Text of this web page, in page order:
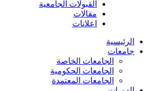
القبولات الجامعية
مقالات
اعلانات
الرئيسية
جامعات
الجامعات الخاصة
الجامعات الحكومية
الجامعات المعتمدة